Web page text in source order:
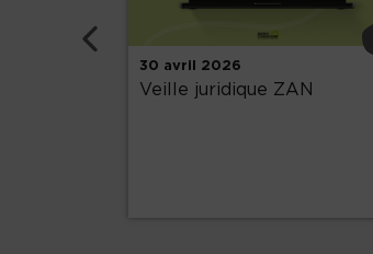
Précédent
30 avril 2026
Veille juridique ZAN